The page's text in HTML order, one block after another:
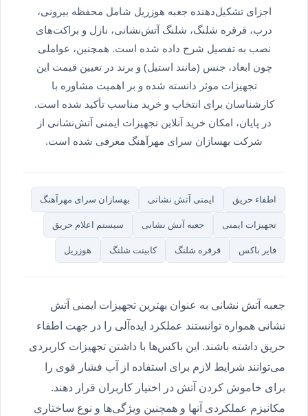
اجزای تشکیل‌دهنده جعبه هوزریل شامل محفظه بیرونی،
درب، قرقره شلنگ، شلنگ آتش‌نشانی، نازل و براکت‌های
نصب به تفصیل شرح داده شده است. همچنین، عواملی
چون ابعاد، جنس (مانند استیل) و برند در تعیین قیمت این
تجهیزات موثر دانسته شده و بر اهمیت مشاوره با
کارشناسان برای انتخاب و خرید مناسب تأکید شده است.
در پایان، امکان خرید آنلاین تجهیزات ایمنی آتش‌نشانی از
شرکت بهسازان سرای مهرآهنگ معرفی شده است.
اطفاء حریق ایمنی آتش نشانی بهسازان سرای مهرآهنگ
تجهیزات ایمنی جعبه آتش نشانی سیستم اعلام حریق
فایر باکس قرقره شلنگ کابینت شلنگ هوزریل
جعبه آتش نشانی به عنوان بهترین تجهیزات ایمنی آتش
نشانی همواره توانستند عملکرد ایده‌آلی را در جهت اطفاء
حریق داشته باشند. این باکس‌ها با داشتن تجهیزات کاربردی
می‌توانند شرایط لازم برای استفاده از آب فشار قوی را
برای خاموش کردن آتش در اختیار کاربران قرار دهند.
مکانیزم عملکردی آنها و همچنین ویژگی‌ها و نوع ساختاری